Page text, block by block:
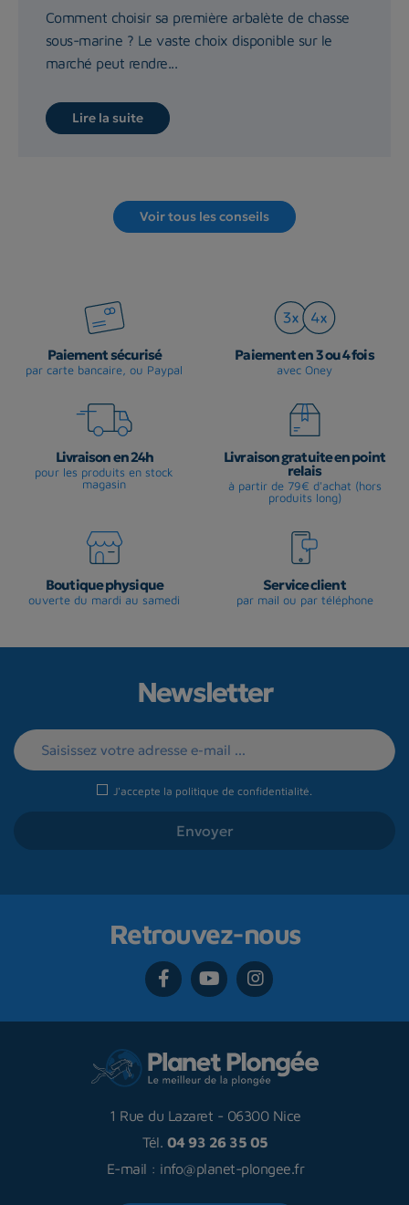
Comment choisir sa première arbalète de chasse
sous-marine ? Le vaste choix disponible sur le
marché peut rendre...
Lire la suite
Voir tous les conseils
Paiement sécurisé
par carte bancaire, ou Paypal
Paiement en 3 ou 4 fois
avec Oney
Livraison en 24h
pour les produits en stock
magasin
Livraison gratuite en point
relais
à partir de 79€ d'achat (hors
produits long)
Boutique physique
ouverte du mardi au samedi
Service client
par mail ou par téléphone
Newsletter
J'accepte la politique de confidentialité
Retrouvez-nous
1 Rue du Lazaret - 06300 Nice
Tél. 04 93 26 35 05
E-mail : info@planet-plongee.fr